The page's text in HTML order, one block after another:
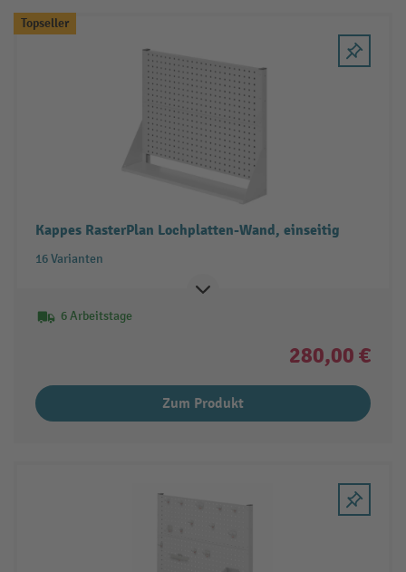
Topseller
Kappes RasterPlan Lochplatten-Wand, einseitig
16 Varianten
6 Arbeitstage
280,00 €
Zum Produkt